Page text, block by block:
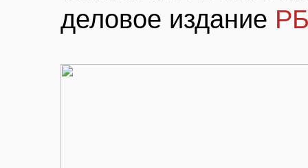
деловое издание